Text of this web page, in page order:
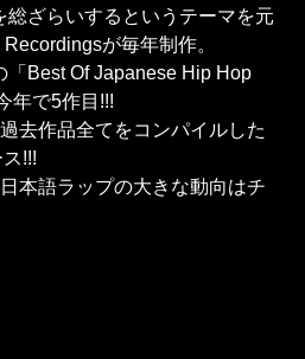
総ざらいするというテーマを元
が毎年制作。
「Best Of Japanese Hip Hop
年で5作目!!!
去作品全てをコンパイルした
!!!
本語ラップの大きな動向はチ